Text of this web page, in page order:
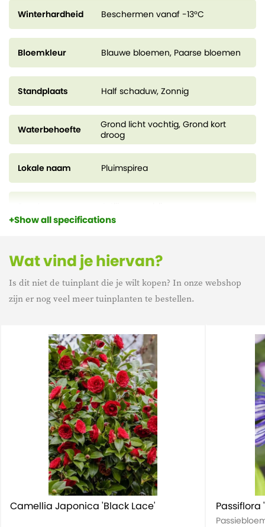
kleuraccent in je tuin.
Winterhardheid Beschermen vanaf -13°C
Bloemkleur Blauwe bloemen, Paarse bloemen
Standplaats Half schaduw, Zonnig
Waterbehoefte
Grond licht vochtig, Grond kort
droog
Lokale naam Pluimspirea
Hoogte 20 cm
Levensduur Meerjarig
Kenmerk Winterhard
Hoogte incl. pot 15,00
Show all specifications
Wat vind je hiervan?
Is dit niet de tuinplant die je wilt kopen? In onze webshop
zijn er nog veel meer tuinplanten te bestellen.
Camellia Japonica 'Black Lace' Passiflora